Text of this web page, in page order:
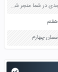
یکی از موثرترین پیام هایی را که دریافت کرده اید و به اقناع و تغییری جدی در شما منجر شده است برسی کنید و علت این تاثیر گذاری قابل توجه را بنویسید صفحه 52 تفکر و سواد رسانه ای دهم